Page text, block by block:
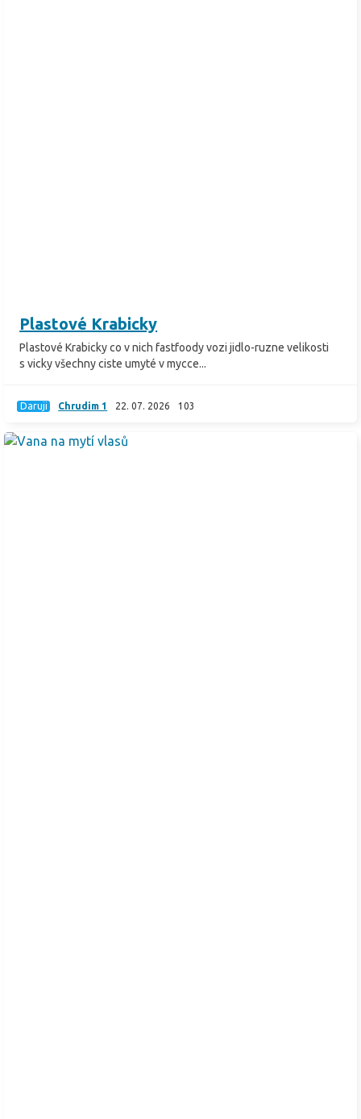
Plastové Krabicky
Plastové Krabicky co v nich fastfoody vozi jidlo-ruzne velikosti
s vicky všechny ciste umyté v mycce...
Daruji Chrudim 1 22. 07. 2026 103